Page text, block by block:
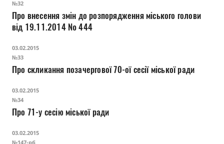
№32
Про внесення змін до розпорядження міського голови
від 19.11.2014 № 444
03.02.2015
№33
Про скликання позачергової 70-ої сесії міської ради
03.02.2015
№34
Про 71-у сесію міської ради
03.02.2015
№147-рб